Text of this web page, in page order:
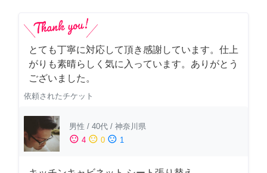
とても丁寧に対応して頂き感謝しています。仕上
がりも素晴らしく気に入っています。ありがとう
ございました。
依頼されたチケット
男性 / 40代 / 神奈川県
sentiment_satisfied 4 sentiment_neutral 0 sentiment_dissatisfied 1